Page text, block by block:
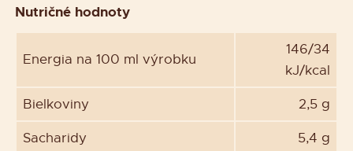
Nutričné hodnoty
Energia na 100 ml výrobku
146/34
kJ/kcal
Bielkoviny 2,5 g
Sacharidy 5,4 g